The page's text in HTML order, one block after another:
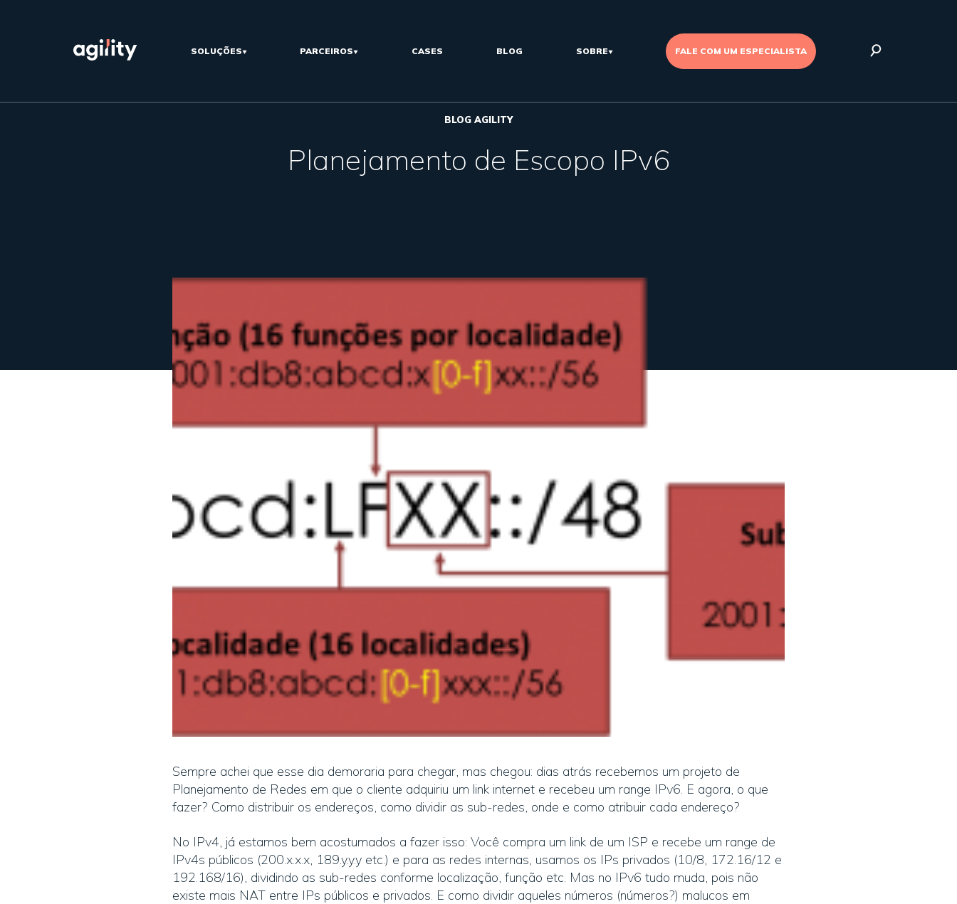
SOLUÇÕES PARCEIROS CASES BLOG SOBRE FALE COM UM ESPECIALISTA
BLOG AGILITY
Planejamento de Escopo IPv6
Sempre achei que esse dia demoraria para chegar, mas chegou: dias atrás recebemos um projeto de
Planejamento de Redes em que o cliente adquiriu um link internet e recebeu um range IPv6. E agora, o que
fazer? Como distribuir os endereços, como dividir as sub-redes, onde e como atribuir cada endereço?
No IPv4, já estamos bem acostumados a fazer isso: Você compra um link de um ISP e recebe um range de
IPv4s públicos (200.x.x.x, 189.y.y.y etc.) e para as redes internas, usamos os IPs privados (10/8, 172.16/12 e
192.168/16), dividindo as sub-redes conforme localização, função etc. Mas no IPv6 tudo muda, pois não
existe mais NAT entre IPs públicos e privados. E como dividir aqueles números (números?) malucos em